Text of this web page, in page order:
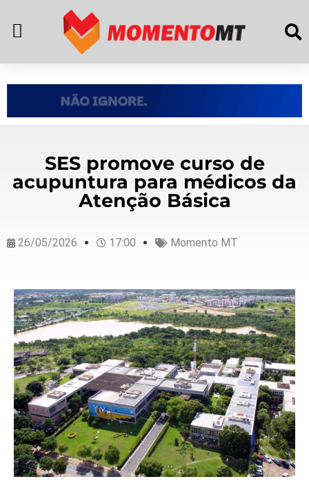
SES promove curso de
acupuntura para médicos da
Atenção Básica
26/05/2026 17:00 Momento MT